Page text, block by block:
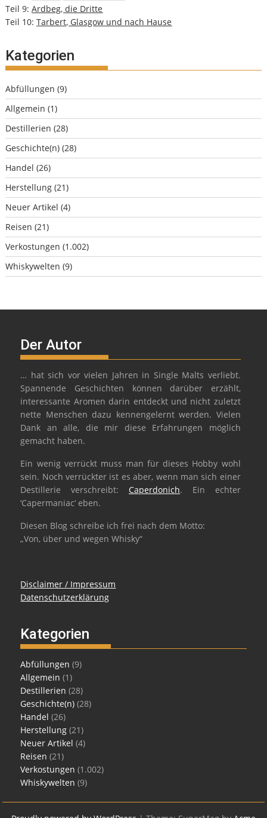
Teil 9:Ardbeg, die Dritte
Teil 10:Tarbert, Glasgow und nach Hause
Kategorien
Abfüllungen (9)
Allgemein (1)
Destillerien (28)
Geschichte(n) (28)
Handel (26)
Herstellung (21)
Neuer Artikel (4)
Reisen (21)
Verkostungen (1.002)
Whiskywelten (9)
Der Autor
… hat sich vor vielen Jahren in Single Malts verliebt.
Spannende Geschichten können darüber erzählt,
interessante Aromen darin entdeckt und nicht zuletzt
nette Menschen dazu kennengelernt werden. Vielen
Dank an alle, die mir diese Erfahrungen möglich
gemacht haben.
Ein wenig verrückt muss man für dieses Hobby wohl
sein. Noch verrückter ist es aber, wenn man sich einer
Destillerie verschreibt: Caperdonich. Ein echter
‘Capermaniac‘ eben.
Diesen Blog schreibe ich frei nach dem Motto:
„Von, über und wegen Whisky“
Disclaimer / Impressum
Datenschutzerklärung
Kategorien
Abfüllungen (9)
Allgemein (1)
Destillerien (28)
Geschichte(n) (28)
Handel (26)
Herstellung (21)
Neuer Artikel (4)
Reisen (21)
Verkostungen (1.002)
Whiskywelten (9)